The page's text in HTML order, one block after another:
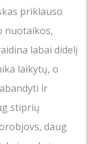
priklauso
nuotaikos,
labai didelį
laikytų, o
ir
stiprių
daug